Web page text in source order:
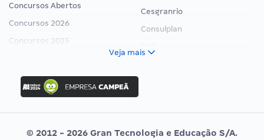
Concursos Abertos
Concursos 2026
Concursos 2025
Concurso Ibama
Concurso MPU
Editais publicados
Cesgranrio
Consulplan
Vunesp
Veja mais
© 2012 - 2026 Gran Tecnologia e Educação S/A.